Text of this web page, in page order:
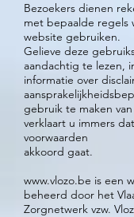
Bezoekers dienen
met bepaalde regels
website gebruiken.
Gelieve deze
aandachtig te lezen,
informatie over
gebruik te maken
verklaart u immers
voorwaarden
akkoord gaat.
www.vlozo.be is een
beheerd door het
Zorgnetwerk vzw.